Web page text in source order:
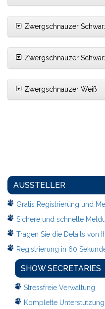
Zwergschnauzer
Zwergschnauzer
Zwergschnauzer Weiß
AUSSTELLER
Gratis Registrierung und
Sichere und schnelle
Tragen Sie die Details von
Registrierung in 60
SHOW SECRETARIES
Stressfreie Verwaltung
Komplette